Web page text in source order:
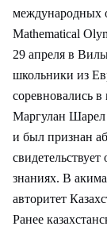
международных
Mathematical
29 апреля в
школьники из
соревновались в
Маргулан Шарел
и был признан
знаниях. В
авторитет
Ранее